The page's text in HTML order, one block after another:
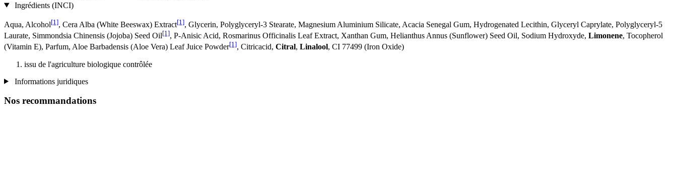
Ingrédients (INCI)
Aqua, Alcohol[1], Cera Alba (White Beeswax) Extract[1], Glycerin, Polyglyceryl-3 Stearate, Magnesium Aluminium Silicate, Acacia Senegal Gum, Hydrogenated Lecithin, Glyceryl Caprylate, Polyglyceryl-5
Laurate, Simmondsia Chinensis (Jojoba) Seed Oil[1], P-Anisic Acid, Rosmarinus Officinalis Leaf Extract, Xanthan Gum, Helianthus Annus (Sunflower) Seed Oil, Sodium Hydroxyde, Limonene, Tocopherol
(Vitamin E), Parfum, Aloe Barbadensis (Aloe Vera) Leaf Juice Powder[1], Citricacid, Citral, Linalool, CI 77499 (Iron Oxide)
issu de l'agriculture biologique contrôlée
Informations juridiques
Nos recommandations